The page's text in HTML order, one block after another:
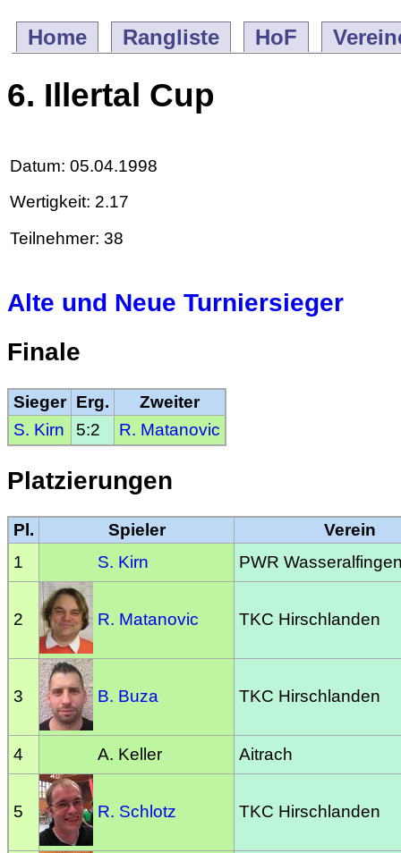
Home Rangliste HoF
6. Illertal Cup
Datum: 05.04.1998
Wertigkeit: 2.17
Teilnehmer: 38
Alte und Neue Turniersieger
Finale
Sieger Erg.
Zweiter
S. Kirn
5:2 R. Matanovic
Platzierungen
Pl. Spieler
Verein
1
S. Kirn PWR
2 R. Matanovic TKC Hirschlanden
3 B. Buza TKC Hirschlanden
4 A. Keller Aitrach
5 R. Schlotz TKC Hirschlanden